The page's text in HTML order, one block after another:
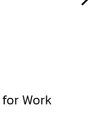
for Work